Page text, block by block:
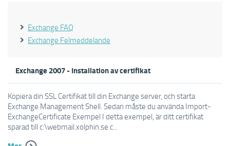
Exchange FAQ
Exchange Felmeddelande
Exchange 2007 - Installation av certifikat
Kopiera din SSL Certifikat till din Exchange server, och starta
Exchange Management Shell. Sedan måste du använda Import-
ExchangeCertificate Exempel I detta exempel, är ditt certifikat
sparad till c:\webmail.xolphin.se.c...